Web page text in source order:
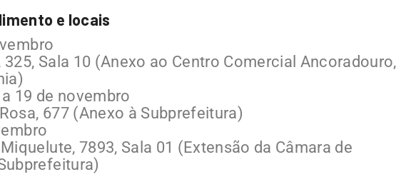
e locais
325, Sala 10 (Anexo ao Centro Comercial Ancoradouro,
a 19 de novembro
677 (Anexo à Subprefeitura)
7893, Sala 01 (Extensão da Câmara de